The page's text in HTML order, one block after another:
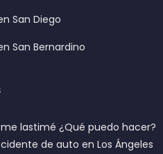
San Diego
San Bernardino
lastimé ¿Qué puedo hacer?
de auto en Los Ángeles